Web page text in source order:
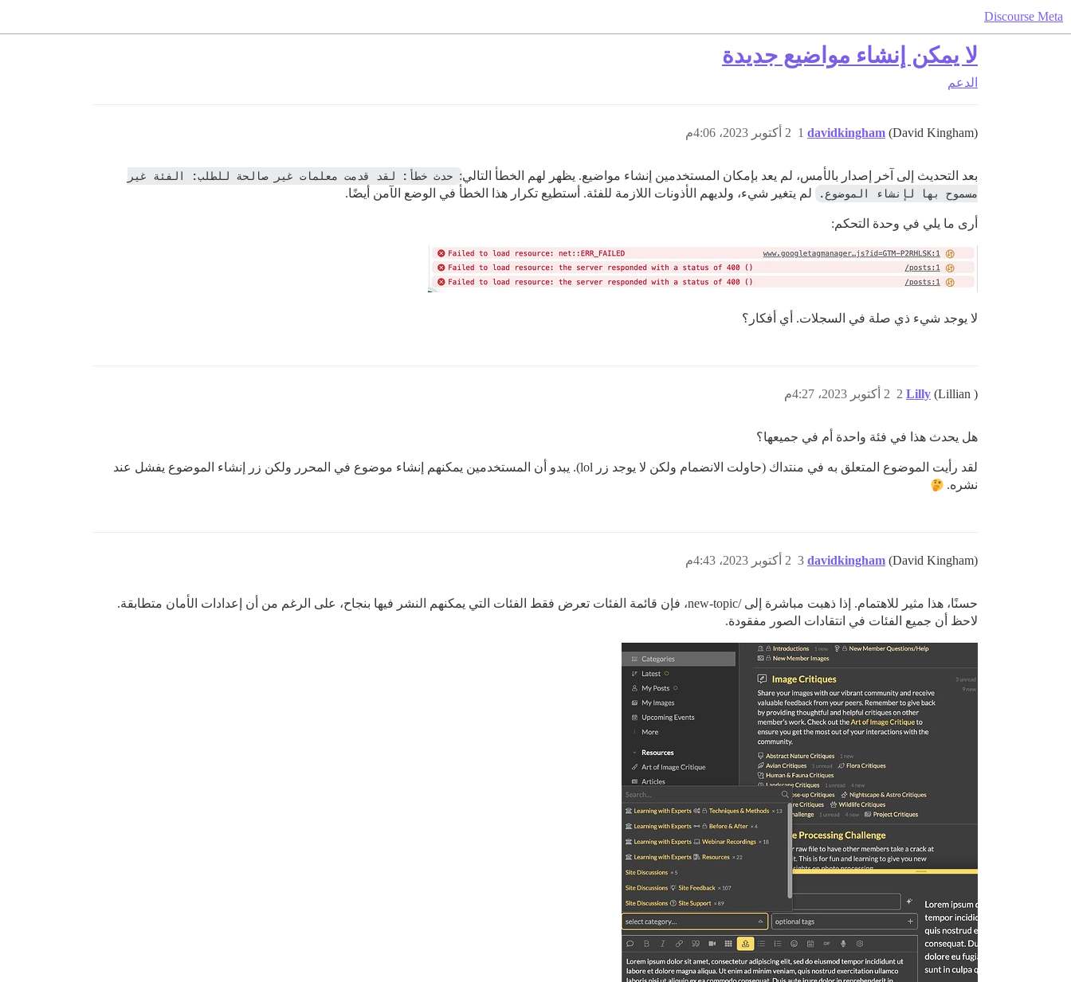
Discourse Meta
لا يمكن إنشاء مواضيع جديدة
الدعم
davidkingham (David Kingham) 2 أكتوبر 2023، 4:06م 1
بعد التحديث إلى آخر إصدار بالأمس، لم يعد بإمكان المستخدمين إنشاء مواضيع. يظهر لهم الخطأ التالي:
مسموح بها لإنشاء الموضوع.
لم يتغير شيء، ولديهم الأذونات اللازمة للفئة. أستطيع تكرار هذا الخطأ في الوضع الآمن أيضًا.
أرى ما يلي في وحدة التحكم:
لا يوجد شيء ذي صلة في السجلات. أي أفكار؟
Lilly (Lillian ) 2 أكتوبر 2023، 4:27م 2
هل يحدث هذا في فئة واحدة أم في جميعها؟
لقد رأيت الموضوع المتعلق به في منتداك (حاولت الانضمام ولكن لا يوجد زر lol). يبدو أن المستخدمين يمكنهم إنشاء موضوع في المحرر ولكن زر إنشاء الموضوع يفشل عند
نشره.
davidkingham (David Kingham) 2 أكتوبر 2023، 4:43م 3
حسنًا، هذا مثير للاهتمام. إذا ذهبت مباشرة إلى /new-topic، فإن قائمة الفئات تعرض فقط الفئات التي يمكنهم النشر فيها بنجاح، على الرغم من أن إعدادات الأمان متطابقة.
لاحظ أن جميع الفئات في انتقادات الصور مفقودة.